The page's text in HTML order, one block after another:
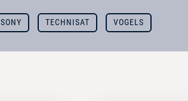
SONY TECHNISAT VOGELS